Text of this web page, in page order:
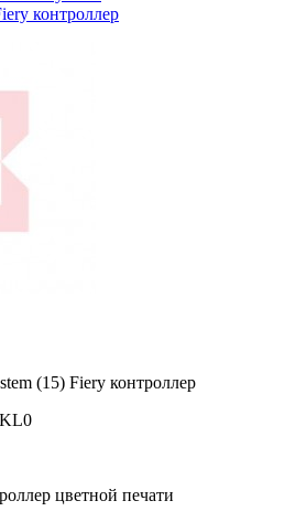
контроллер
(15) Fiery контроллер
цветной печати